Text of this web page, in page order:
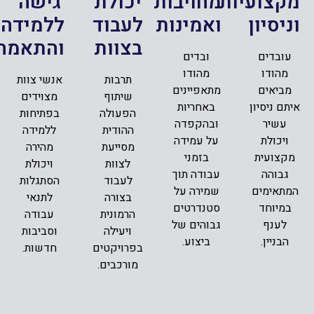
וניסיון
עובדים
מהודו
מביאים
איתם ניסיון
עשיר
ויכולת
מקצועית
גבוהה
המתאימים
במיוחד
לענף
הבניין.
ואמינות
ובדים
מהודו
מתאפיינים
באחריות
ובהקפדה
על עמידה
בזמני
עבודה תוך
שמירה על
סטנדרטים
גבוהים של
ביצוע.
לעבוד
בצוות
תרבות
שיתוף
הפעולה
ההודית
מסייעת
לצוות
לעבוד
בצורה
הרמונית
ויעילה
בפרויקטים
מורכבים.
ללמידה
והתאמה
אנשי צוות
מצוידים
בפתיחות
ללמידה
מהירה
ויכולת
הסתגלות
לתנאי
עבודה
וסביבות
חדשות.